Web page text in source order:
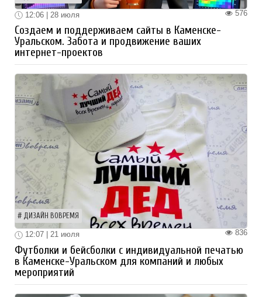
576
12:06 | 28 июля
Создаем и поддерживаем сайты в Каменске-
Уральском. Забота и продвижение ваших
интернет-проектов
ДИЗАЙН ВОВРЕМЯ
836
12:07 | 21 июля
Футболки и бейсболки с индивидуальной печатью
в Каменске-Уральском для компаний и любых
мероприятий